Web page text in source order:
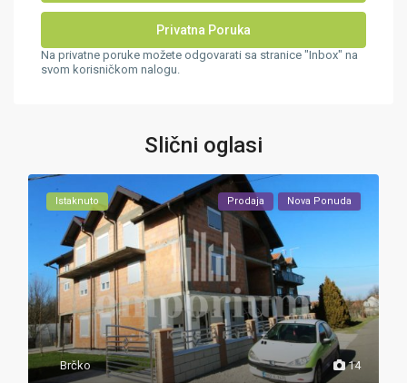
Na privatne poruke možete odgovarati sa stranice "Inbox" na
svom korisničkom nalogu.
Slični oglasi
14
Brčko
Istaknuto Prodaja Nova Ponuda